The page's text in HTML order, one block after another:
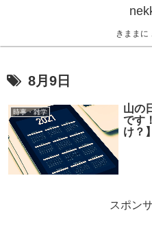
きままに
8月9日
時事・雑学
山の
です
け？】
スポン